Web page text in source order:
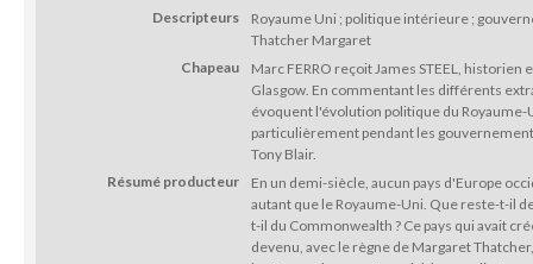
Descripteurs
Royaume Uni ; politique intérieure ;
Thatcher Margaret
Chapeau
Marc FERRO reçoit James STEEL,
Glasgow. En commentant les différents
évoquent l'évolution politique du Royaume-
particulièrement pendant les
Tony Blair.
Résumé producteur
En un demi-siècle, aucun pays d'Europe
autant que le Royaume-Uni. Que reste-t-il
t-il du Commonwealth ? Ce pays qui avait
devenu, avec le règne de Margaret